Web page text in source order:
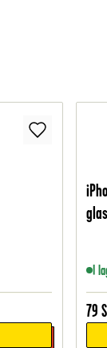
glas
I
79